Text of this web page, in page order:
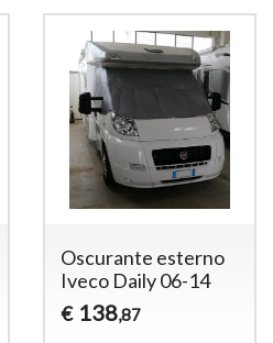
Oscurante esterno
Iveco Daily 06-14
€ 138,87